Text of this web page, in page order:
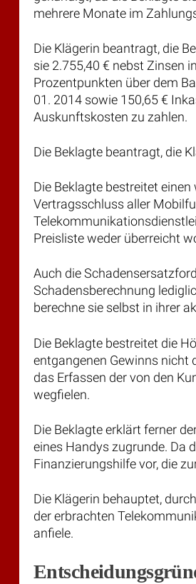
mehrere Monate im
Die Klägerin beantragt, die
sie 2.755,40 € nebst Zinsen
Prozentpunkten über dem
01. 2014 sowie 150,65 €
Auskunftskosten zu zahlen.
Die Beklagte beantragt, die
Die Beklagte bestreitet
Vertragsschluss aller
Preisliste weder überreicht
Auch die
Schadensberechnung
berechne sie selbst in ihrer
Die Beklagte bestreitet die
entgangenen Gewinns nicht
das Erfassen der von den
wegfielen.
Die Beklagte erklärt ferner
eines Handys zugrunde. Da
Finanzierungshilfe vor, die
Die Klägerin behauptet,
der erbrachten
anfiele.